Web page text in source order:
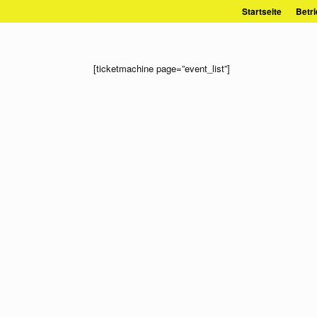
Inhalt
Startseite
[ticketmachine page=”event_list”]